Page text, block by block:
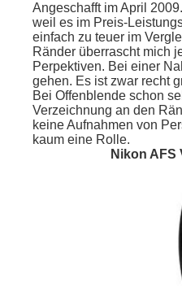
Angeschafft im April
weil es im Preis-
einfach zu teuer im
Ränder überrascht mich
Perpektiven. Bei einer
gehen. Es ist zwar recht
Bei Offenblende schon
Verzeichnung an den
keine Aufnahmen von
kaum eine Rolle.
Nikon AFS